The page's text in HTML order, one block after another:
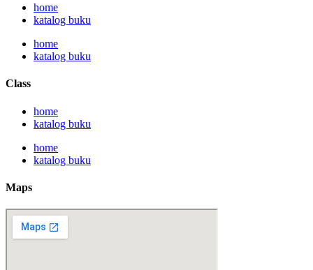
home
katalog buku
home
katalog buku
Class
home
katalog buku
home
katalog buku
Maps